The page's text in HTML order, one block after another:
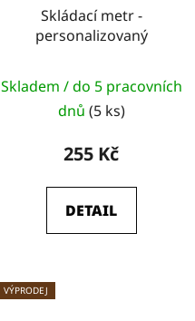
Skládací metr -
personalizovaný
Skladem / do 5 pracovních
dnů (5 ks)
255 Kč
DETAIL
VÝPRODEJ